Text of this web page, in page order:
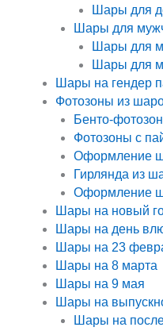
Шары для
Шары для
Шары для
Шары для
Шары на гендер
Фотозоны из
Бенто-
Фотозоны с
Оформление
Гирлянда из
Оформление
Шары на новый
Шары на день
Шары на 23
Шары на 8 марта
Шары на 9 мая
Шары на
Шары на